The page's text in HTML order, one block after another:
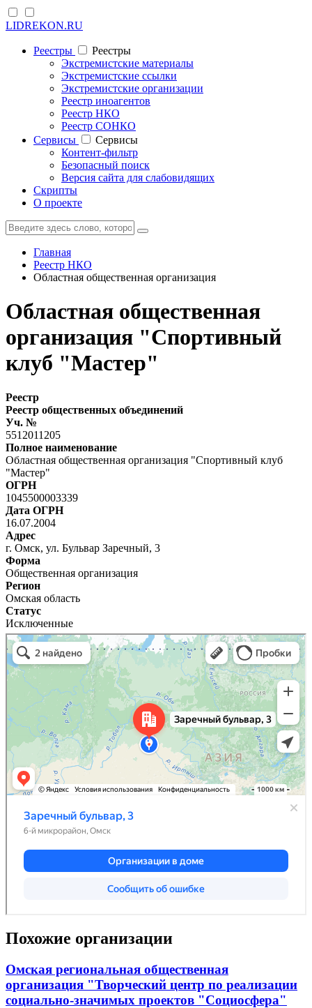
LIDREKON.RU
Реестры
Реестры
Экстремистские материалы
Экстремистские ссылки
Экстремистские организации
Реестр иноагентов
Реестр НКО
Реестр СОНКО
Cервисы
Cервисы
Контент-фильтр
Безопасный поиск
Версия сайта для слабовидящих
Скрипты
О проекте
Главная
Реестр НКО
Областная общественная организация
Областная общественная
организация "Спортивный
клуб "Мастер"
Реестр
Реестр общественных объединений
Уч. №
5512011205
Полное наименование
Областная общественная организация "Спортивный клуб
"Мастер"
ОГРН
1045500003339
Дата ОГРН
16.07.2004
Адрес
г. Омск, ул. Бульвар Заречный, 3
Форма
Общественная организация
Регион
Омская область
Статус
Исключенные
Похожие организации
Омская региональная общественная
организация "Творческий центр по реализации
социально-значимых проектов "Социосфера"